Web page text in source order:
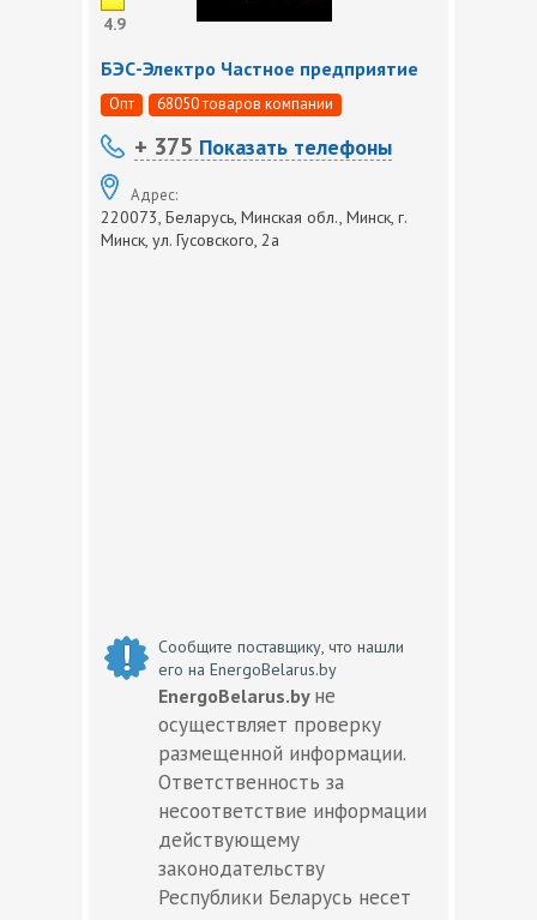
4.9
БЭС-Электро Частное предприятие
Опт 68050 товаров компании
+ 375 Показать телефоны
Адрес:
220073, Беларусь, Минская обл., Минск, г.
Минск, ул. Гусовского, 2а
Сообщите поставщику, что нашли
его на EnergoBelarus.by
EnergoBelarus.by не
осуществляет проверку
размещенной информации.
Ответственность за
несоответствие информации
действующему
законодательству
Республики Беларусь несет